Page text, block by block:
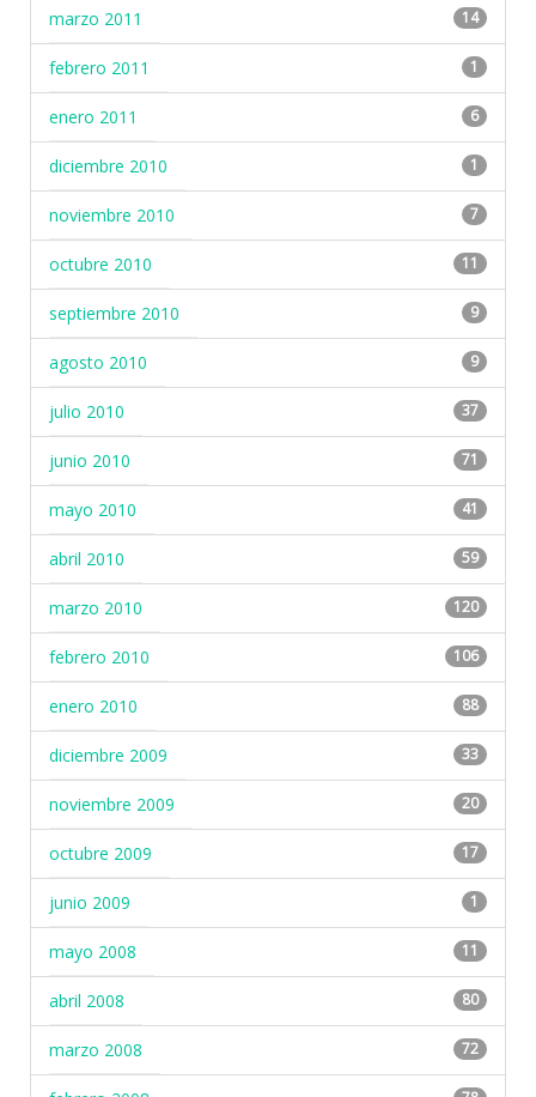
marzo 2011 14
febrero 2011 1
enero 2011 6
diciembre 2010 1
noviembre 2010 7
octubre 2010 11
septiembre 2010 9
agosto 2010 9
julio 2010 37
junio 2010 71
mayo 2010 41
abril 2010 59
marzo 2010 120
febrero 2010 106
enero 2010 88
diciembre 2009 33
noviembre 2009 20
octubre 2009 17
junio 2009 1
mayo 2008 11
abril 2008 80
marzo 2008 72